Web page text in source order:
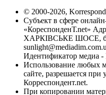
© 2000-2026,
Субъект в сфере
«КореспонденТ.net»
ХАРКІВСЬКЕ ШОСЕ,
Идентификатор медиа -
Использование любых
сайте, разрешается при
Корреспондент.net.
При копировании